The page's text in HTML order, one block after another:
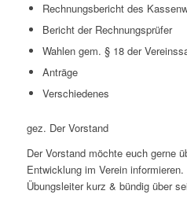
Rechnungsbericht des
Bericht der Rechnungsprüfer
Wahlen gem. § 18 der
Anträge
Verschiedenes
gez. Der Vorstand
Der Vorstand möchte euch gerne
Entwicklung im Verein
Übungsleiter kurz & bündig über